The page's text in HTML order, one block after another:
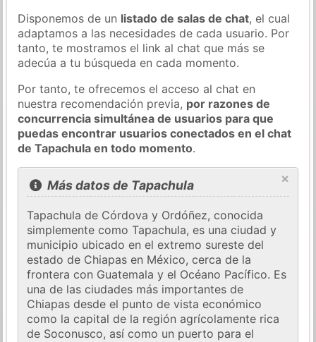
Disponemos de un listado de salas de chat, el cual
adaptamos a las necesidades de cada usuario. Por
tanto, te mostramos el link al chat que más se
adecúa a tu búsqueda en cada momento.
Por tanto, te ofrecemos el acceso al chat en
nuestra recomendación previa, por razones de
concurrencia simultánea de usuarios para que
puedas encontrar usuarios conectados en el chat
de Tapachula en todo momento.
×
Más datos de Tapachula
Tapachula de Córdova y Ordóñez, conocida
simplemente como Tapachula, es una ciudad y
municipio ubicado en el extremo sureste del
estado de Chiapas en México, cerca de la
frontera con Guatemala y el Océano Pacífico. Es
una de las ciudades más importantes de
Chiapas desde el punto de vista económico
como la capital de la región agrícolamente rica
de Soconusco, así como un puerto para el